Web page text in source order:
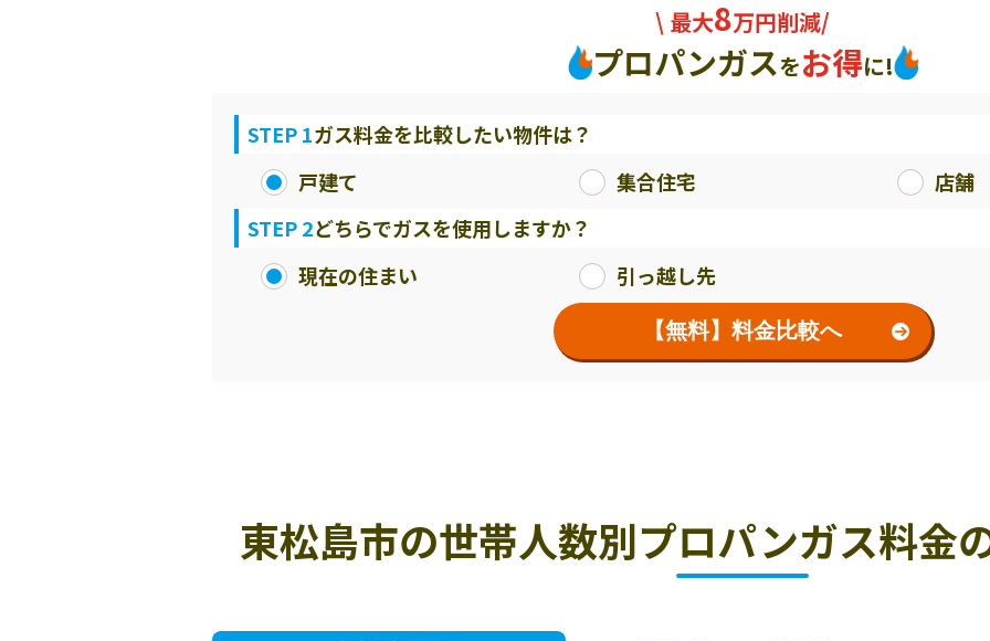
\ 最大8万円削減/
プロパンガスをお得に!
STEP 1ガス料金を比較したい物件は？
戸建て
集合住宅
店舗
STEP 2どちらでガスを使用しますか？
現在の住まい
引っ越し先
【無料】料金比較へ
東松島市の世帯人数別プロパンガス料金